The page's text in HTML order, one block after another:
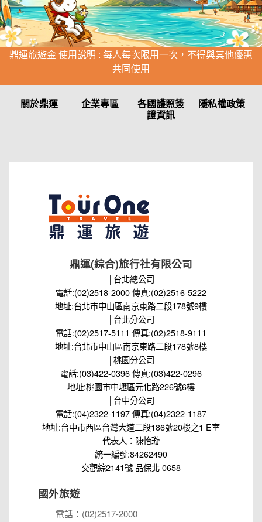
鼎運旅遊金 使用說明 : 每人每次限用一次，不得與其他優惠
共同使用
關於鼎運 企業專區
各國護照簽
證資訊
隱私權政策
鼎運(綜合)旅行社有限公司
│台北總公司
電話:(02)2518-2000 傳真:(02)2516-5222
地址:台北市中山區南京東路二段178號9樓
│台北分公司
電話:(02)2517-5111 傳真:(02)2518-9111
地址:台北市中山區南京東路二段178號8樓
│桃園分公司
電話:(03)422-0396 傳真:(03)422-0296
地址:桃園市中壢區元化路226號6樓
│台中分公司
電話:(04)2322-1197 傳真:(04)2322-1187
地址:台中市西區台灣大道二段186號20樓之1 E室
代表人：陳怡璇
統一編號:84262490
交觀綜2141號 品保北 0658
國外旅遊
電話：(02)2517-2000